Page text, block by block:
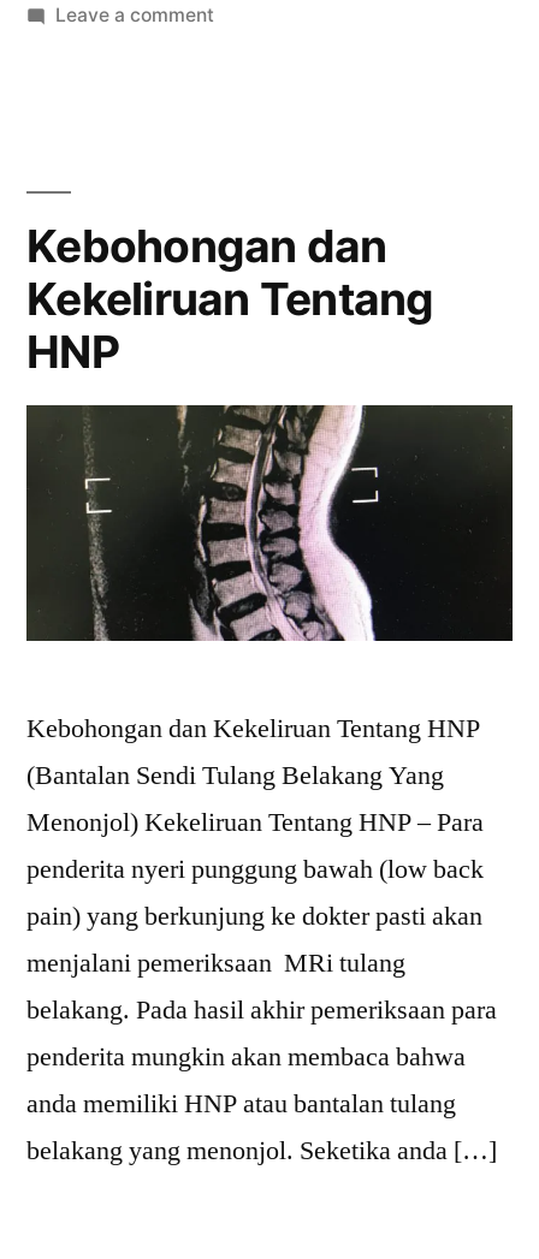
Leave a commenton
Belakang
Kebohongan dan
Kekeliruan Tentang
HNP
Kebohongan dan Kekeliruan Tentang HNP
(Bantalan Sendi Tulang Belakang Yang
Menonjol) Kekeliruan Tentang HNP – Para
penderita nyeri punggung bawah (low back
pain) yang berkunjung ke dokter pasti akan
menjalani pemeriksaan MRi tulang
belakang. Pada hasil akhir pemeriksaan para
penderita mungkin akan membaca bahwa
anda memiliki HNP atau bantalan tulang
belakang yang menonjol. Seketika anda […]